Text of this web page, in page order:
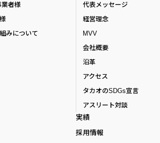
者様
みについて
代表メッセージ
経営理念
MVV
会社概要
沿革
アクセス
タカオのSDGs宣言
アスリート対談
実績
採用情報